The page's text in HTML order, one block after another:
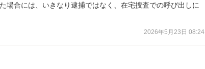
場合には、いきなり逮捕ではなく、在宅捜査での呼び出しに
2026年5月23日 08:24